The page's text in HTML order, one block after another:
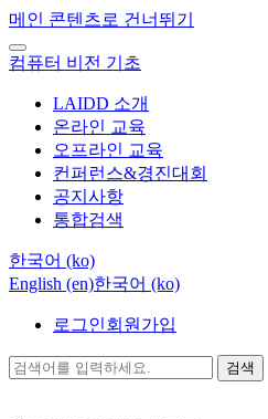
메인 콘텐츠로 건너뛰기
컴퓨터 비전 기초
LAIDD 소개
온라인 교육
오프라인 교육
컨퍼런스&경진대회
공지사항
통합검색
한국어 ‎(ko)‎
English ‎(en)‎한국어 ‎(ko)‎
로그인회원가입
검색